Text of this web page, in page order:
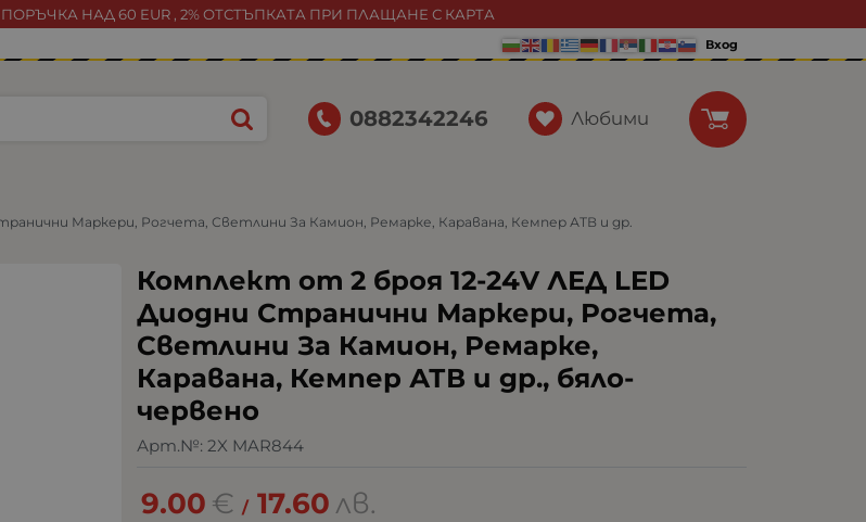
НАД 60 EUR , 2% ОТСТЪПКАТА ПРИ ПЛАЩАНЕ С КАРТА
Вход
0882342246 Любими
Маркери, Рогчета, Светлини За Камион, Ремарке, Каравана, Кемпер АТВ и др.
Комплект от 2 броя 12-24V ЛЕД LED
Диодни Странични Маркери, Рогчета,
Светлини За Камион, Ремарке,
Каравана, Кемпер АТВ и др., бяло-
червено
Арт.№: 2X MAR844
9.00 € / 17.60лв.